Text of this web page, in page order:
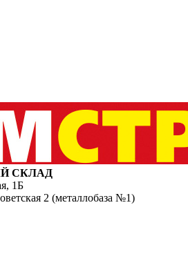
СКЛАД
1Б
2 (металлобаза №1)